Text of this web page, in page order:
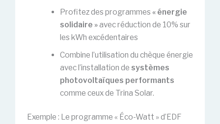
Profitez des programmes « énergie
solidaire »avec réduction de 10% sur
les kWh excédentaires
Combine l’utilisation du chèque énergie
avec l’installation de systèmes
photovoltaïques performants
comme ceux de Trina Solar.
Exemple : Le programme « Éco-Watt » d’EDF